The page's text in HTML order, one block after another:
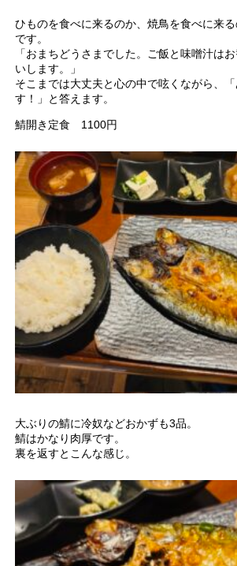
ひものを食べに来るのか、焼鳥を食べに来
です。
「おまちどうさまでした。ご飯と味噌汁は
いします。」
そこまでは大丈夫と心の中で呟くながら、
す！」と答えます。
鯖開き定食 1100円
大ぶりの鯖に冷奴などおかずも3品。
鯖はかなり肉厚です。
裏を返すとこんな感じ。